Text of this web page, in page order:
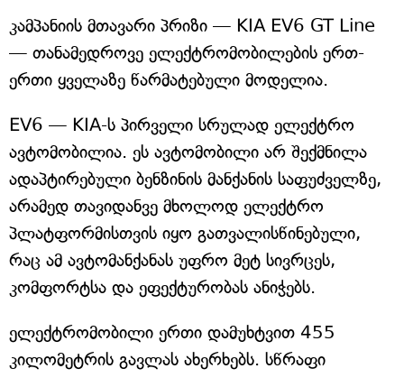
კამპანიის მთავარი პრიზი — KIA EV6 GT Line
— თანამედროვე ელექტრომობილების ერთ-
ერთი ყველაზე წარმატებული მოდელია.
EV6 — KIA-ს პირველი სრულად ელექტრო
ავტომობილია. ეს ავტომობილი არ შექმნილა
ადაპტირებული ბენზინის მანქანის საფუძველზე,
არამედ თავიდანვე მხოლოდ ელექტრო
პლატფორმისთვის იყო გათვალისწინებული,
რაც ამ ავტომანქანას უფრო მეტ სივრცეს,
კომფორტსა და ეფექტურობას ანიჭებს.
ელექტრომობილი ერთი დამუხტვით 455
კილომეტრის გავლას ახერხებს. სწრაფი